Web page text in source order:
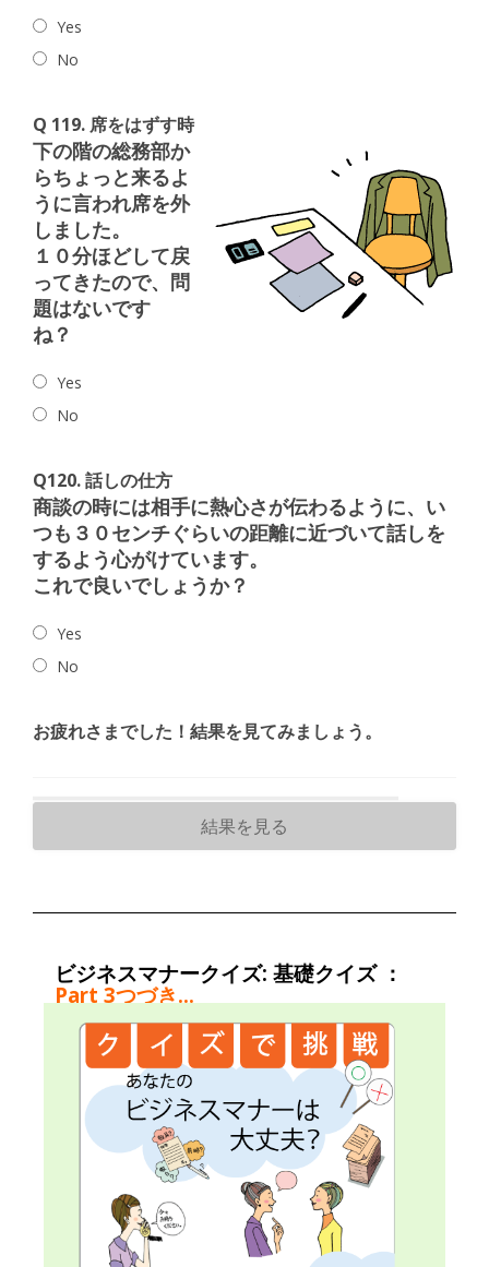
Yes
No
Q 119. 席をはずす時
下の階の総務部か
らちょっと来るよ
うに言われ席を外
しました。
１０分ほどして戻
ってきたので、問
題はないです
ね？
Yes
No
Q120. 話しの仕方
商談の時には相手に熱心さが伝わるように、い
つも３０センチぐらいの距離に近づいて話しを
するよう心がけています。
これで良いでしょうか？
Yes
No
お疲れさまでした！結果を見てみましょう。
ビジネスマナークイズ: 基礎クイズ ：
Part 3つづき…